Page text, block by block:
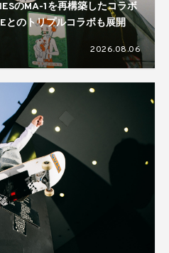
のMA-1を再構築したコラボ
とのトリプルコラボも展開
2026.08.06